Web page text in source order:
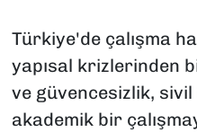
Türkiye'de çalışma
yapısal krizlerinden
ve güvencesizlik, sivil
akademik bir